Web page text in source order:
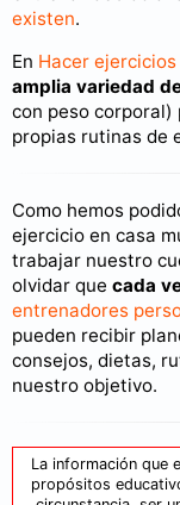
existen.
En Hacer
amplia variedad
con peso corporal)
propias rutinas de
Como hemos
ejercicio en casa
trabajar nuestro
olvidar que cada
entrenadores
pueden recibir
consejos, dietas,
nuestro objetivo.
La información que
propósitos